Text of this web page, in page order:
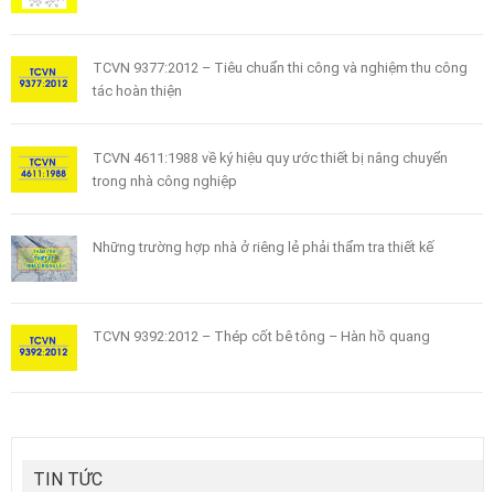
TCVN 9377:2012 – Tiêu chuẩn thi công và nghiệm thu công
tác hoàn thiện
TCVN 4611:1988 về ký hiệu quy ước thiết bị nâng chuyển
trong nhà công nghiệp
Những trường hợp nhà ở riêng lẻ phải thẩm tra thiết kế
TCVN 9392:2012 – Thép cốt bê tông – Hàn hồ quang
TIN TỨC